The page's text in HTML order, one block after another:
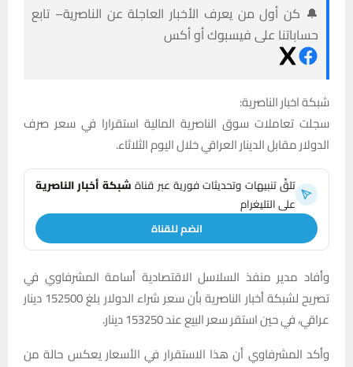
🔔 كن أول من يعرف الأخبار العاجلة عن الناصرية– تابع
حساباتنا على فيسبوك أو أكس
شبكة اخبار الناصرية:
سجلت تعاملات سوق الناصرية المالية استقرارا في سعر صرف
الدولار مقابل الدينار العراقي خلال اليوم الثلاثاء.
تلقَّ تنبيهات وتحديثات فورية عبر قناةشبكة أخبار الناصرية
على التليغرام
انضم للقناة
وأفاد مدير منفذ السلاسل الاقتصادية أسامة المشرفاوي في
تصريح لشبكة أخبار الناصرية بأن سعر شراء الدولار بلغ 152500 دينار
عراقي، في حين استقر سعر البيع عند 153250 دينار.
وأكد المشرفاوي أن هذا الاستقرار في الأسعار يعكس حالة من